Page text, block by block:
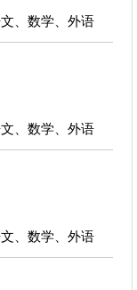
、数学、外语
、数学、外语
、数学、外语